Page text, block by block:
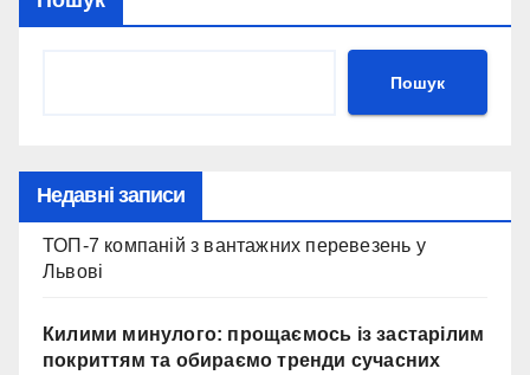
Пошук
Недавні записи
ТОП-7 компаній з вантажних перевезень у
Львові
Килими минулого: прощаємось із застарілим
покриттям та обираємо тренди сучасних